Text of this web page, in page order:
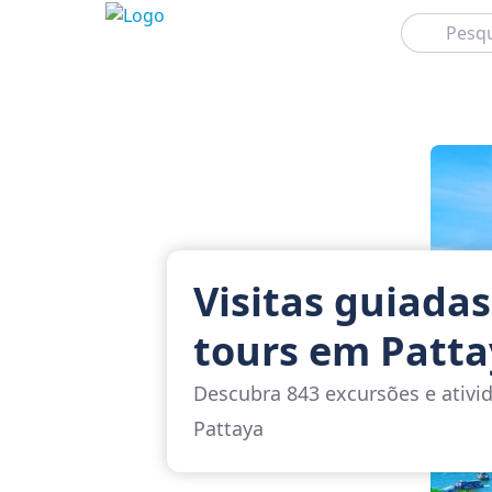
Pesquisar
Visitas
tours em
Descubra 843 excursões e
Pattaya